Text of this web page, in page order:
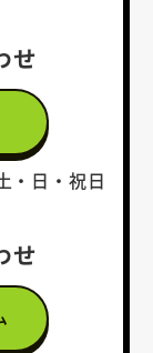
せ
・日 ・祝日
せ